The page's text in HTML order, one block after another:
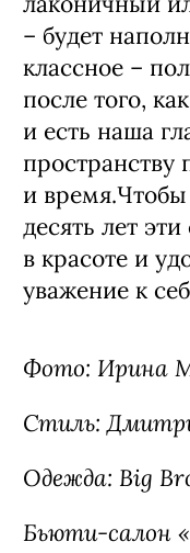
– будет
классное –
после того,
и есть наша
и время.Чтобы
десять лет
в красоте и
уважение к
Фото: Ирина
Стиль:
Одежда: Big
Бьюти-салон